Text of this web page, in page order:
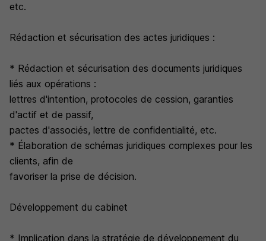
etc.
Rédaction et sécurisation des actes juridiques :
* Rédaction et sécurisation des documents juridiques
liés aux opérations :
lettres d'intention, protocoles de cession, garanties
d'actif et de passif,
pactes d'associés, lettre de confidentialité, etc.
* Élaboration de schémas juridiques complexes pour les
clients, afin de
favoriser la prise de décision.
Développement du cabinet
* Implication dans la stratégie de développement du